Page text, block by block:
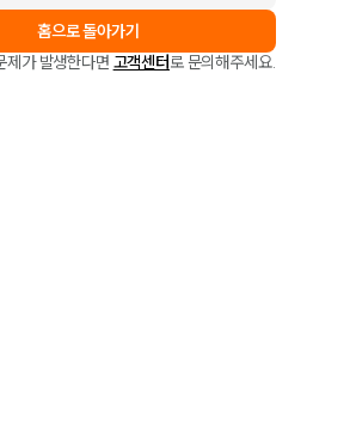
홈으로 돌아가기
제가 발생한다면 고객센터로 문의해주세요.